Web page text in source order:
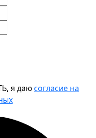
я даюсогласие на